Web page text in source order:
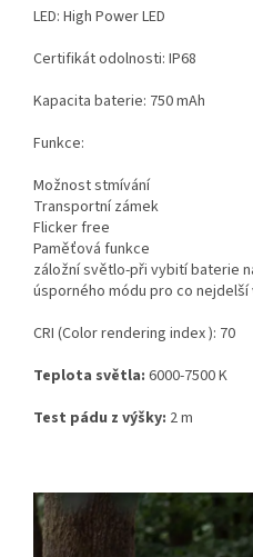
LED: High Power LED
Certifikát odolnosti: IP68
Kapacita baterie: 750 mAh
Funkce:
Možnost stmívání
Transportní zámek
Flicker free
Paměťová funkce
záložní světlo-při vybití baterie
úsporného módu pro co nejdelší
CRI (Color rendering index ): 70
Teplota světla: 6000-7500 K
Test pádu z výšky: 2 m